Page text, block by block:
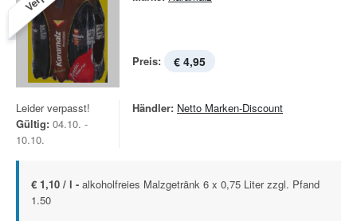
Preis: € 4,95
Leider verpasst!
Gültig: 04.10. -
10.10.
Händler: Netto Marken-Discount
€ 1,10 / l - alkoholfreies Malzgetränk 6 x 0,75 Liter zzgl. Pfand
1.50